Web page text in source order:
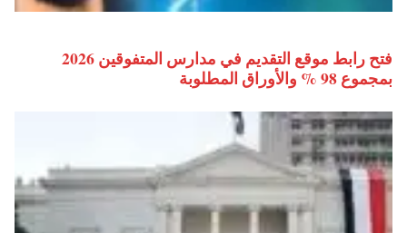
فتح رابط موقع التقديم في مدارس المتفوقين 2026
بمجموع 98 % والأوراق المطلوبة